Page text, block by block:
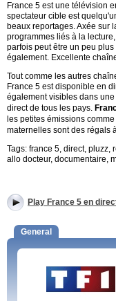
France 5 est une télévision
spectateur cible est
beaux reportages. Axée sur
programmes liés à la
parfois peut être un peu
également. Excellente
Tout comme les autres
France 5 est disponible en
également visibles dans
direct de tous les pays.
les petites émissions
maternelles sont des régals
Tags: france 5, direct, pluzz,
allo docteur, documentaire,
Play France 5 en
General